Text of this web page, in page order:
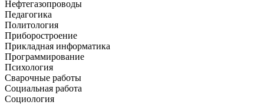
Нефтегазопроводы
Педагогика
Политология
Приборостроение
Прикладная информатика
Программирование
Психология
Сварочные работы
Социальная работа
Социология